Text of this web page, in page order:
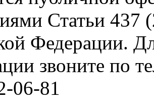
Статьи 437
Федерации.
звоните по
06-81